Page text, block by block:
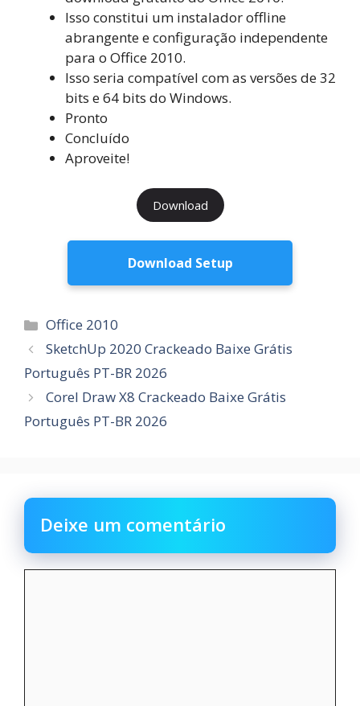
Isso constitui um instalador offline
abrangente e configuração independente
para o Office 2010.
Isso seria compatível com as versões de 32
bits e 64 bits do Windows.
Pronto
Concluído
Aproveite!
Download
Download Setup
Categorias
Office 2010
SketchUp 2020 Crackeado Baixe Grátis
Português PT-BR 2026
Corel Draw X8 Crackeado Baixe Grátis
Português PT-BR 2026
Deixe um comentário